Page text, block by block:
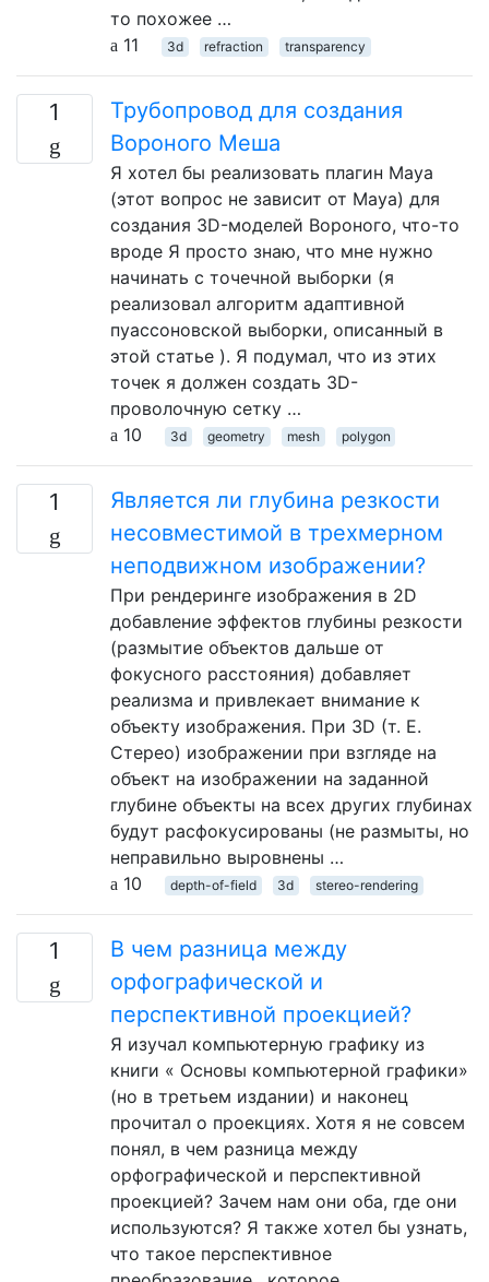
то похожее …
11
3d refraction transparency
1
Трубопровод для создания
Вороного Меша
Я хотел бы реализовать плагин Maya
(этот вопрос не зависит от Maya) для
создания 3D-моделей Вороного, что-то
вроде Я просто знаю, что мне нужно
начинать с точечной выборки (я
реализовал алгоритм адаптивной
пуассоновской выборки, описанный в
этой статье ). Я подумал, что из этих
точек я должен создать 3D-
проволочную сетку …
10
3d geometry mesh polygon
1
Является ли глубина резкости
несовместимой в трехмерном
неподвижном изображении?
При рендеринге изображения в 2D
добавление эффектов глубины резкости
(размытие объектов дальше от
фокусного расстояния) добавляет
реализма и привлекает внимание к
объекту изображения. При 3D (т. Е.
Стерео) изображении при взгляде на
объект на изображении на заданной
глубине объекты на всех других глубинах
будут расфокусированы (не размыты, но
неправильно выровнены …
10
depth-of-field 3d stereo-rendering
1
В чем разница между
орфографической и
перспективной проекцией?
Я изучал компьютерную графику из
книги « Основы компьютерной графики»
(но в третьем издании) и наконец
прочитал о проекциях. Хотя я не совсем
понял, в чем разница между
орфографической и перспективной
проекцией? Зачем нам они оба, где они
используются? Я также хотел бы узнать,
что такое перспективное